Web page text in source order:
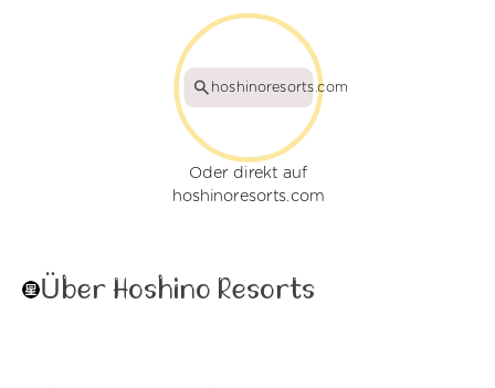
hoshinoresorts.com
Oder direkt auf
hoshinoresorts.com
Über Hoshino Resorts